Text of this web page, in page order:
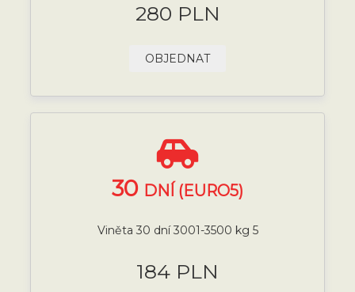
280 PLN
OBJEDNAT
30 DNÍ (EURO5)
Viněta 30 dní 3001-3500 kg 5
184 PLN